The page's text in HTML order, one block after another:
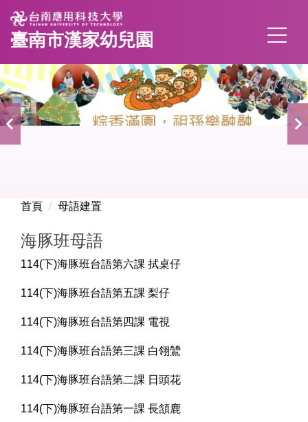
跳
到
主
內
容
區
臺南市漢家幼兒園
首頁 母語建置
海豚班母語
114(下)海豚班台語第六課 拭桌仔
114(下)海豚班台語第五課 梨仔
114(下)海豚班台語第四課 電視
114(下)海豚班台語第三課 白翎鷥
114(下)海豚班台語第二課 日頭花
114(下)海豚班台語第一課 長頷鹿